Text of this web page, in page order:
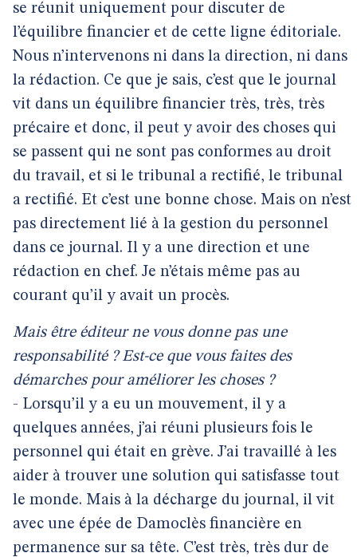
se réunit uniquement pour discuter de
l’équilibre financier et de cette ligne éditoriale.
Nous n’intervenons ni dans la direction, ni dans
la rédaction. Ce que je sais, c’est que le journal
vit dans un équilibre financier très, très, très
précaire et donc, il peut y avoir des choses qui
se passent qui ne sont pas conformes au droit
du travail, et si le tribunal a rectifié, le tribunal
a rectifié. Et c’est une bonne chose. Mais on n’est
pas directement lié à la gestion du personnel
dans ce journal. Il y a une direction et une
rédaction en chef. Je n’étais même pas au
courant qu’il y avait un procès.
Mais être éditeur ne vous donne pas une
responsabilité ? Est-ce que vous faites des
démarches pour améliorer les choses ?
- Lorsqu’il y a eu un mouvement, il y a
quelques années, j’ai réuni plusieurs fois le
personnel qui était en grève. J’ai travaillé à les
aider à trouver une solution qui satisfasse tout
le monde. Mais à la décharge du journal, il vit
avec une épée de Damoclès financière en
permanence sur sa tête. C’est très, très dur de